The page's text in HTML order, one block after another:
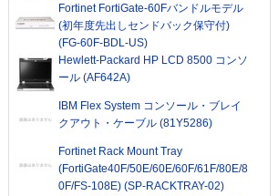
Fortinet FortiGate-60Fバンドルモデル
(初年度先出しセンドバック保守付)
(FG-60F-BDL-US)
Hewlett-Packard HP LCD 8500 コンソ
ール (AF642A)
IBM Flex System コンソール・ブレイ
クアウト・ケーブル (81Y5286)
Fortinet Rack Mount Tray
(FortiGate40F/50E/60E/60F/61F/80E/8
0F/FS-108E) (SP-RACKTRAY-02)